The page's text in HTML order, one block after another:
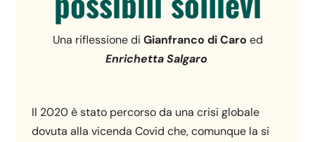
Una riflessione di Gianfranco di Caro ed
Enrichetta Salgaro
Il 2020 è stato percorso da una crisi globale
dovuta alla vicenda Covid che, comunque la si